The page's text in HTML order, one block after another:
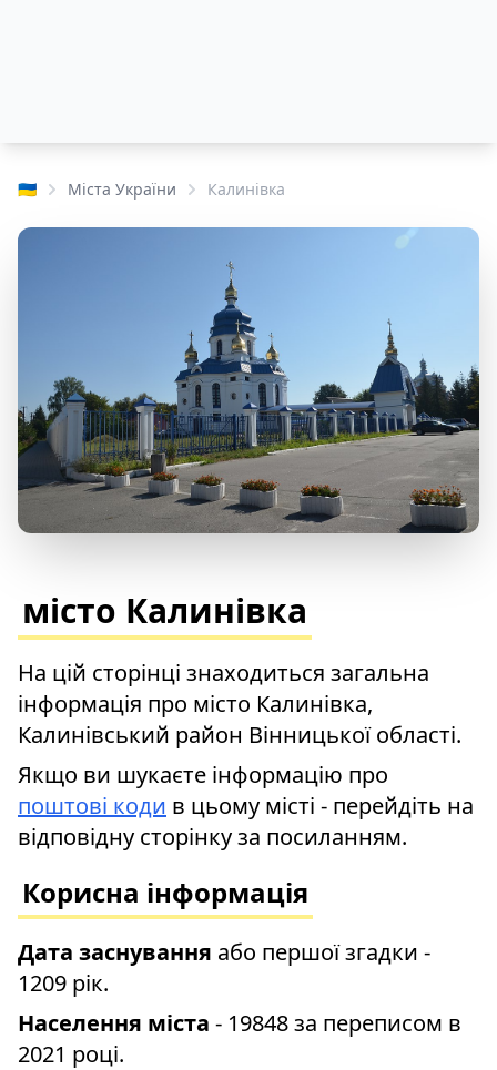
🇺🇦 Міста України Калинівка
місто Калинівка
На цій сторінці знаходиться загальна
інформація про місто Калинівка,
Калинівський район Вінницької області.
Якщо ви шукаєте інформацію про
поштові коди в цьому місті - перейдіть на
відповідну сторінку за посиланням.
Корисна інформація
Дата заснування або першої згадки -
1209 рік.
Населення міста - 19848 за переписом в
2021 році.